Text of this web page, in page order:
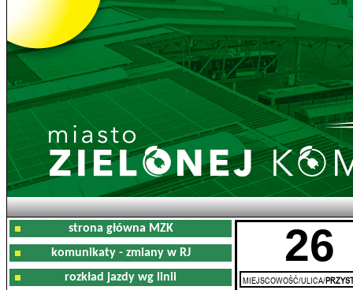
strona główna MZK
komunikaty - zmiany w RJ
rozkład jazdy wg linii
26
MIEJSCOWOŚĆ/ULICA/